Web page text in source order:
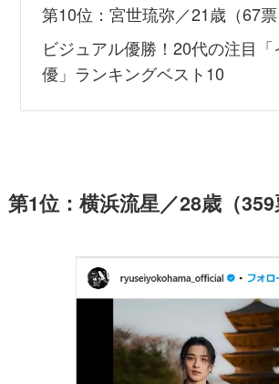
第10位：宮世琉弥／21歳（67票
ビジュアル優勝！20代の注目
優」ランキングベスト10
第1位：横浜流星／28歳（359